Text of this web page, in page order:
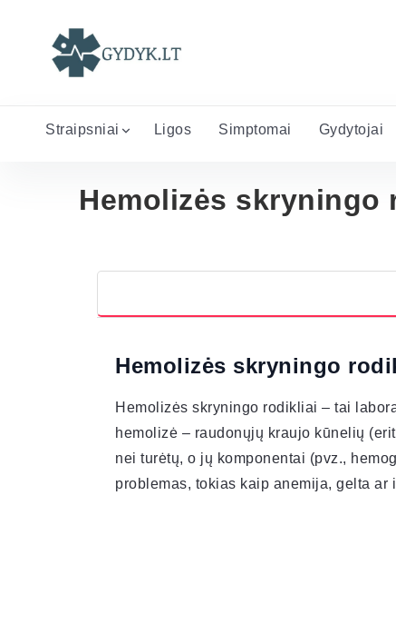
Straipsniai Ligos Simptomai Gydytojai
Hemolizės skryningo
Hemolizės skryningo
Hemolizės skryningo rodikliai – tai
hemolizė – raudonųjų kraujo kūnelių
nei turėtų, o jų komponentai (pvz.,
problemas, tokias kaip anemija, gelta ar